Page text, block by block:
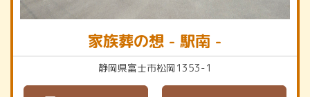
家族葬の想 - 駅南 -
静岡県富士市松岡1353-1